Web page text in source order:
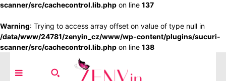
scanner/src/cachecontrol.lib.php on line 137
Warning: Trying to access array offset on value of type null in
/data/www/24781/zenyin_cz/www/wp-content/plugins/sucuri-
scanner/src/cachecontrol.lib.php on line 138